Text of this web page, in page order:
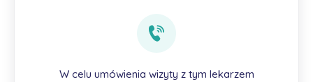
W celu umówienia wizyty z tym lekarzem